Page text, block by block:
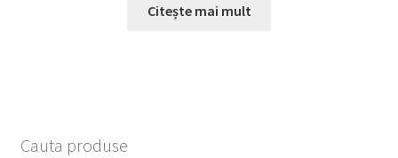
Citește mai mult
Cauta produse